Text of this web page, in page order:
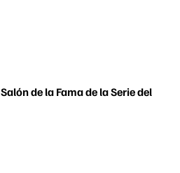
Salón de la Fama de la Serie del